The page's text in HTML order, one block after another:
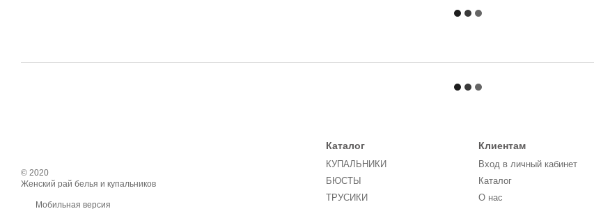
© 2020
Женский рай белья и купальников
Мобильная версия
Каталог
КУПАЛЬНИКИ
БЮСТЫ
ТРУСИКИ
Клиентам
Вход в личный кабинет
Каталог
О нас